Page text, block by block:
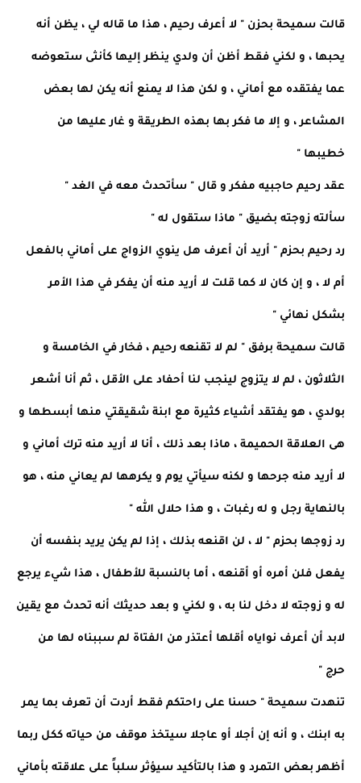
قالت سميحة بحزن " لا أعرف رحيم ، هذا ما قاله لي ، يظن أنه
يحبها ، و لكني فقط أظن أن ولدي ينظر إليها كأنثى ستعوضه
عما يفتقده مع أماني ، و لكن هذا لا يمنع أنه يكن لها بعض
المشاعر ، و إلا ما فكر بها بهذه الطريقة و غار عليها من
خطيبها "
عقد رحيم حاجبيه مفكر و قال " سأتحدث معه في الغد "
سألته زوجته بضيق " ماذا ستقول له "
رد رحيم بحزم " أريد أن أعرف هل ينوي الزواج على أماني بالفعل
أم لا ، و إن كان لا كما قلت لا أريد منه أن يفكر في هذا الأمر
بشكل نهائي "
قالت سميحة برفق " لم لا تقنعه رحيم ، فخار في الخامسة و
الثلاثون ، لم لا يتزوج لينجب لنا أحفاد على الأقل ، ثم أنا أشعر
بولدي ، هو يفتقد أشياء كثيرة مع ابنة شقيقتي منها أبسطها و
هى العلاقة الحميمة ، ماذا بعد ذلك ، أنا لا أريد منه ترك أماني و
لا أريد منه جرحها و لكنه سيأتي يوم و يكرهها لم يعاني منه ، هو
بالنهاية رجل و له رغبات ، و هذا حلال الله "
رد زوجها بحزم " لا ، لن اقنعه بذلك ، إذا لم يكن يريد بنفسه أن
يفعل فلن أمره أو أقنعه ، أما بالنسبة للأطفال ، هذا شيء يرجع
له و زوجته لا دخل لنا به ، و لكني و بعد حديثك أنه تحدث مع يقين
لابد أن أعرف نواياه أقلها أعتذر من الفتاة لم سببناه لها من
حرج "
تنهدت سميحة " حسنا على راحتكم فقط أردت أن تعرف بما يمر
به ابنك ، و أنه إن أجلا أو عاجلا سيتخذ موقف من حياته ككل ربما
أظهر بعض التمرد و هذا بالتأكيد سيؤثر سلباً على علاقته بأماني